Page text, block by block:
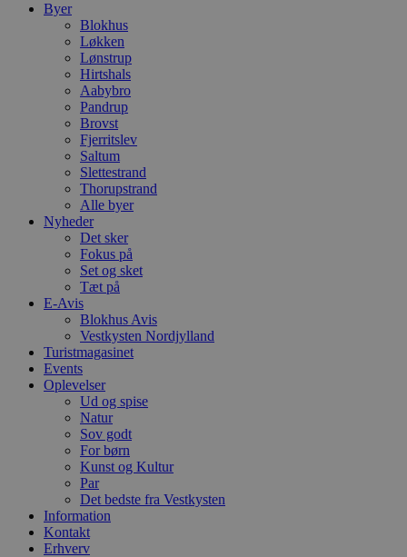
Byer
Blokhus
Løkken
Lønstrup
Hirtshals
Aabybro
Pandrup
Brovst
Fjerritslev
Saltum
Slettestrand
Thorupstrand
Alle byer
Nyheder
Det sker
Fokus på
Set og sket
Tæt på
E-Avis
Blokhus Avis
Vestkysten Nordjylland
Turistmagasinet
Events
Oplevelser
Ud og spise
Natur
Sov godt
For børn
Kunst og Kultur
Par
Det bedste fra Vestkysten
Information
Kontakt
Erhverv